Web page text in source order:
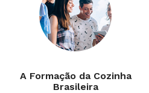
A Formação da Cozinha
Brasileira